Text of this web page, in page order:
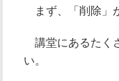
まず、「削除」
講堂にあるたく
い。